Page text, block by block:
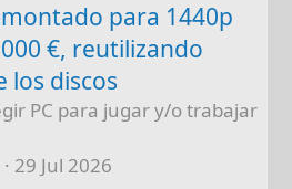
para 1440p
€, reutilizando
los discos
PC para jugar y/o trabajar
29 Jul 2026